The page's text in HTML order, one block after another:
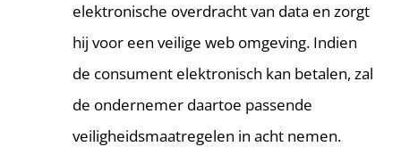
elektronische overdracht van data en zorgt
hij voor een veilige web omgeving. Indien
de consument elektronisch kan betalen, zal
de ondernemer daartoe passende
veiligheidsmaatregelen in acht nemen.